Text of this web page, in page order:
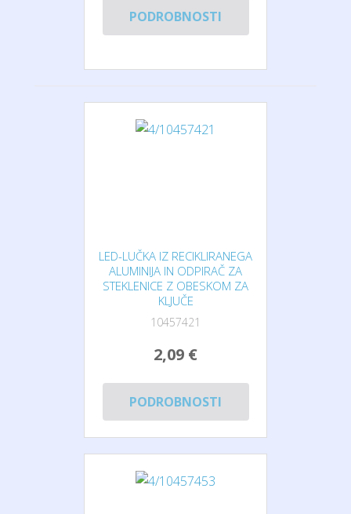
PODROBNOSTI
LED-LUČKA IZ RECIKLIRANEGA
ALUMINIJA IN ODPIRAČ ZA
STEKLENICE Z OBESKOM ZA
KLJUČE
10457421
2,09 €
PODROBNOSTI